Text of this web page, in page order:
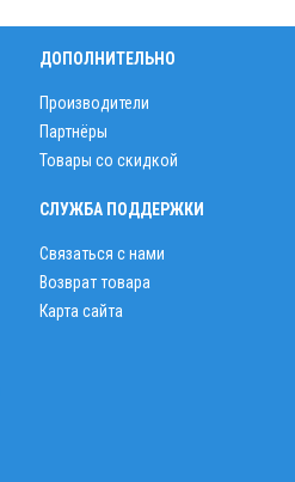
ДОПОЛНИТЕЛЬНО
Производители
Партнёры
Товары со скидкой
СЛУЖБА ПОДДЕРЖКИ
Связаться с нами
Возврат товара
Карта сайта